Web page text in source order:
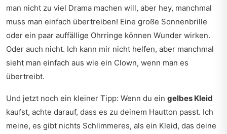
man nicht zu viel Drama machen will, aber hey, manchmal
muss man einfach übertreiben! Eine große Sonnenbrille
oder ein paar auffällige Ohrringe können Wunder wirken.
Oder auch nicht. Ich kann mir nicht helfen, aber manchmal
sieht man einfach aus wie ein Clown, wenn man es
übertreibt.
Und jetzt noch ein kleiner Tipp: Wenn du ein gelbes Kleid
kaufst, achte darauf, dass es zu deinem Hautton passt. Ich
meine, es gibt nichts Schlimmeres, als ein Kleid, das deine